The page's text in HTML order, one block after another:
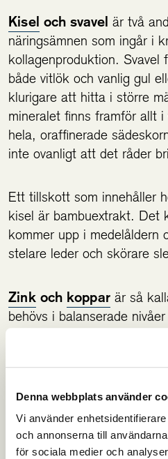
Denna webbplats använder
Vi använder
och annonserna till
för sociala medier och
Kisel och svavel är två
näringsämnen som ingår i
kollagenproduktion.
både vitlök och vanlig gul
klurigare att hitta i större
mineralet finns framför allt
hela, oraffinerade
inte ovanligt att det råder
Ett tillskott som innehåller
kisel är bambuextrakt. Det
kommer upp i medelåldern
stelare leder och skörare
Zinkoch koppar är så
behövs i balanserade
konkurrera ut varandra.
för sårläkning och för att
nödvändiga för
Koppar aktiverar enzymet
att kollagenfibrerna ska
Precis som zink, fungerar